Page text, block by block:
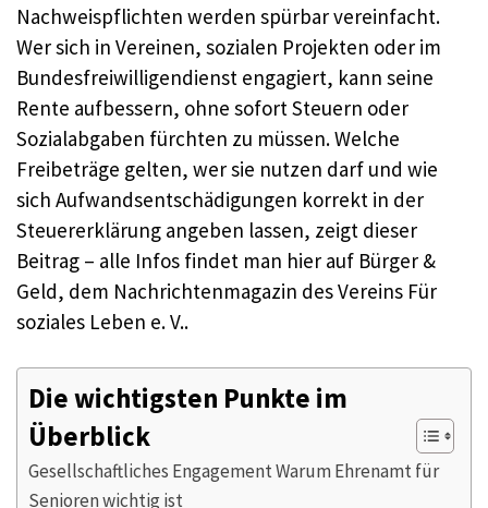
Nachweispflichten werden spürbar vereinfacht.
Wer sich in Vereinen, sozialen Projekten oder im
Bundesfreiwilligendienst engagiert, kann seine
Rente aufbessern, ohne sofort Steuern oder
Sozialabgaben fürchten zu müssen. Welche
Freibeträge gelten, wer sie nutzen darf und wie
sich Aufwandsentschädigungen korrekt in der
Steuererklärung angeben lassen, zeigt dieser
Beitrag – alle Infos findet man hier auf Bürger &
Geld, dem Nachrichtenmagazin des Vereins Für
soziales Leben e. V..
Die wichtigsten Punkte im
Überblick
Gesellschaftliches Engagement Warum Ehrenamt für
Senioren wichtig ist